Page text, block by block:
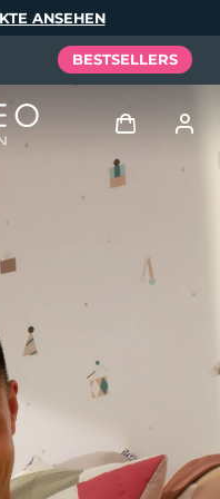
ANSEHEN
BESTSELLERS
Benutzerkonto
Bestellungen
Abonnements
Español
Русский